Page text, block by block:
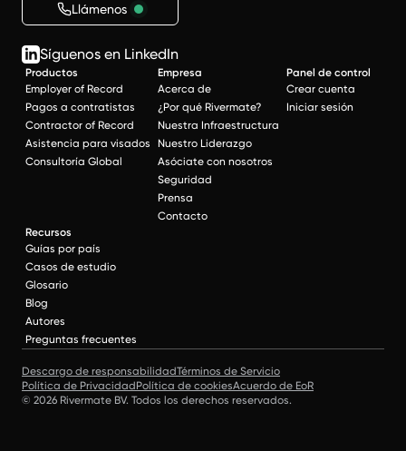
Llámenos
Síguenos en LinkedIn
Productos
Employer of Record
Pagos a contratistas
Contractor of Record
Asistencia para visados
Consultoría Global
Empresa
Acerca de
¿Por qué Rivermate?
Nuestra Infraestructura
Nuestro Liderazgo
Asóciate con nosotros
Seguridad
Prensa
Contacto
Panel de control
Crear cuenta
Iniciar sesión
Recursos
Guías por país
Casos de estudio
Glosario
Blog
Autores
Preguntas frecuentes
Descargo de responsabilidadTérminos de Servicio
Política de PrivacidadPolítica de cookiesAcuerdo de EoR
© 2026 Rivermate BV. Todos los derechos reservados.